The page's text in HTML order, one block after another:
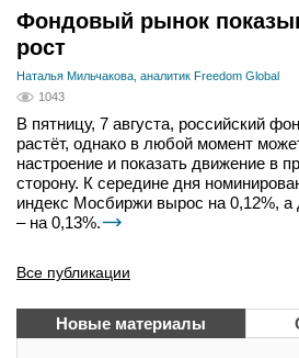
Фондовый рынок
рост
Наталья Мильчакова, аналитик Freedom Global
1043
В пятницу, 7 августа, российский
растёт, однако в любой момент
настроение и показать движение в
сторону. К середине дня
индекс Мосбиржи вырос на 0,12%,
– на 0,13%.
Все публикации
Новые материалы